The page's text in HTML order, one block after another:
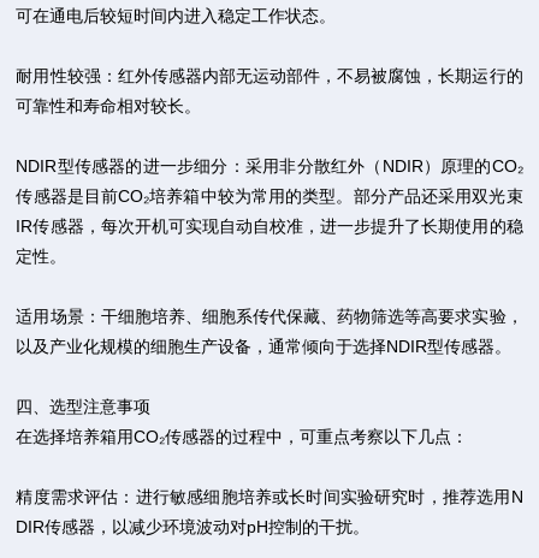
可在通电后较短时间内进入稳定工作状态。
耐用性较强：红外传感器内部无运动部件，不易被腐蚀，长期运行的
可靠性和寿命相对较长。
NDIR型传感器的进一步细分：采用非分散红外（NDIR）原理的CO₂
传感器是目前CO₂培养箱中较为常用的类型。部分产品还采用双光束
IR传感器，每次开机可实现自动自校准，进一步提升了长期使用的稳
定性。
适用场景：干细胞培养、细胞系传代保藏、药物筛选等高要求实验，
以及产业化规模的细胞生产设备，通常倾向于选择NDIR型传感器。
四、选型注意事项
在选择培养箱用CO₂传感器的过程中，可重点考察以下几点：
精度需求评估：进行敏感细胞培养或长时间实验研究时，推荐选用N
DIR传感器，以减少环境波动对pH控制的干扰。